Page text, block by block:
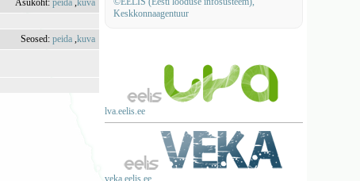
Keskkonnaagentuur
lva.eelis.ee
veka.eelis.ee
Asukoht:peida ,kuva
Seosed:peida ,kuva